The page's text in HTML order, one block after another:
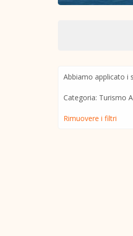
Abbiamo applicato i
Categoria: Turismo
Rimuovere i filtri